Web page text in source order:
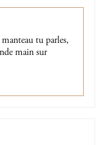
tu parles,
main sur